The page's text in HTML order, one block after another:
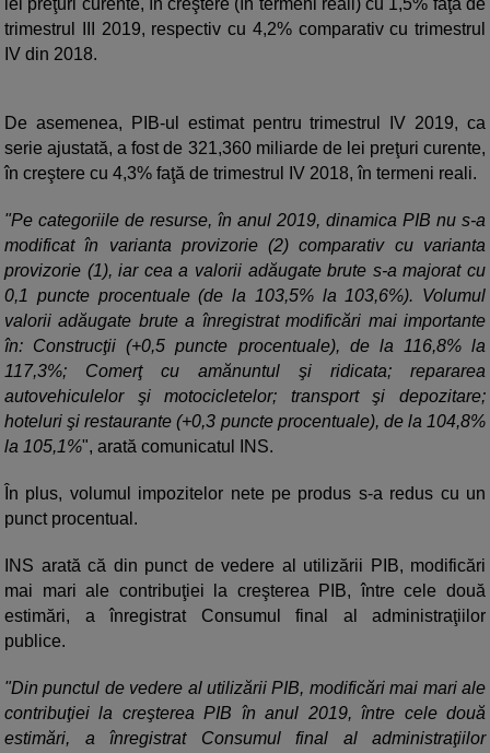
lei preţuri curente, în creştere (în termeni reali) cu 1,5% faţă de
trimestrul III 2019, respectiv cu 4,2% comparativ cu trimestrul
IV din 2018.
De asemenea, PIB-ul estimat pentru trimestrul IV 2019, ca
serie ajustată, a fost de 321,360 miliarde de lei preţuri curente,
în creştere cu 4,3% faţă de trimestrul IV 2018, în termeni reali.
"Pe categoriile de resurse, în anul 2019, dinamica PIB nu s-a
modificat în varianta provizorie (2) comparativ cu varianta
provizorie (1), iar cea a valorii adăugate brute s-a majorat cu
0,1 puncte procentuale (de la 103,5% la 103,6%). Volumul
valorii adăugate brute a înregistrat modificări mai importante
în: Construcţii (+0,5 puncte procentuale), de la 116,8% la
117,3%; Comerţ cu amănuntul şi ridicata; repararea
autovehiculelor şi motocicletelor; transport şi depozitare;
hoteluri şi restaurante (+0,3 puncte procentuale), de la 104,8%
la 105,1%", arată comunicatul INS.
În plus, volumul impozitelor nete pe produs s-a redus cu un
punct procentual.
INS arată că din punct de vedere al utilizării PIB, modificări
mai mari ale contribuţiei la creşterea PIB, între cele două
estimări, a înregistrat Consumul final al administraţiilor
publice.
"Din punctul de vedere al utilizării PIB, modificări mai mari ale
contribuţiei la creşterea PIB în anul 2019, între cele două
estimări, a înregistrat Consumul final al administraţiilor